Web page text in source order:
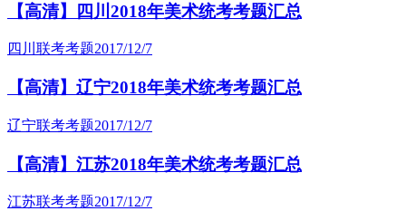
【高清】四川2018年美术统考考题汇总
四川联考考题2017/12/7
【高清】辽宁2018年美术统考考题汇总
辽宁联考考题2017/12/7
【高清】江苏2018年美术统考考题汇总
江苏联考考题2017/12/7